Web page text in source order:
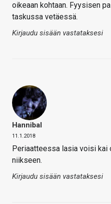
oikeaan kohtaan. Fyysisen
taskussa vetäessä.
Kirjaudu sisään vastataksesi
Hannibal
11.1.2018
Periaatteessa lasia voisi kai
niikseen.
Kirjaudu sisään vastataksesi